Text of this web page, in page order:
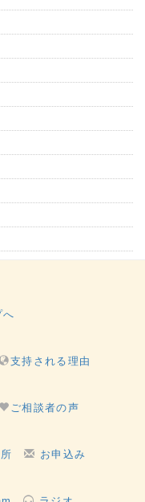
へ
支持される理由
ご相談者の声
お申込み